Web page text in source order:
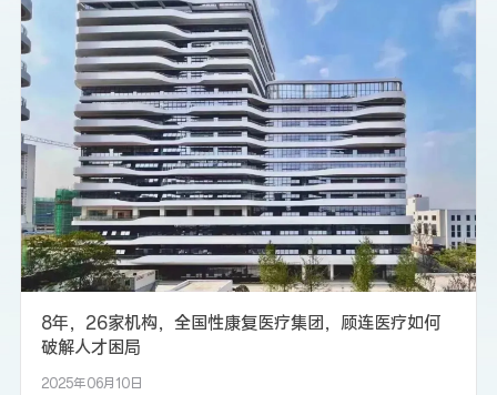
8年，26家机构，全国性康复医疗集团，顾连医疗如何
破解人才困局
2025年06月10日